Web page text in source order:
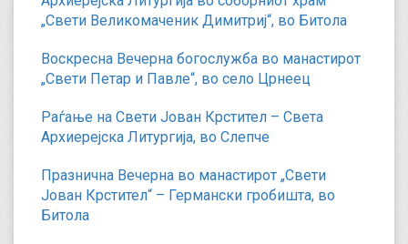
„Свети Великомаченик Димитриј“, во Битола
Воскресна Вечерна богослужба во манастирот
„Свети Петар и Павле“, во село Црнеец
Раѓање на Свети Јован Крстител – Света
Архиерејска Литургија, во Слепче
Празнична Вечерна во манастирот „Свети
Јован Крстител“ – Германски гробишта, во
Битола